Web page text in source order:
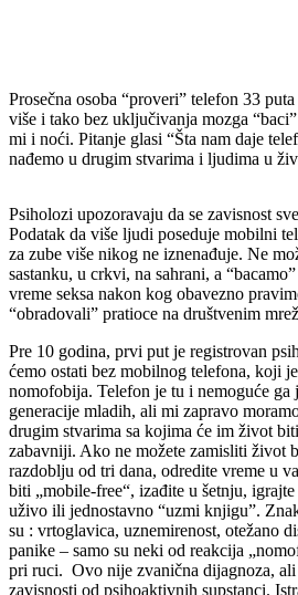
Prosečna osoba “proveri” telefon 33
više i tako bez uključivanja mozga
mi i noći. Pitanje glasi “Šta nam daje
nađemo u drugim stvarima i ljudima u
Psiholozi upozoravaju da se zavisnost
Podatak da više ljudi poseduje mobilni
za zube više nikog ne iznenađuje. Ne
sastanku, u crkvi, na sahrani, a
vreme seksa nakon kog obavezno
“obradovali” pratioce na društvenim
Pre 10 godina, prvi put je registrovan
ćemo ostati bez mobilnog telefona, koji
nomofobija. Telefon je tu i nemoguće
generacije mladih, ali mi zapravo
drugim stvarima sa kojima će im život
zabavniji. Ako ne možete zamisliti život
razdoblju od tri dana, odredite vreme u
biti „mobile-free“, izađite u šetnju, igrajte
uživo ili jednostavno “uzmi knjigu”.
su : vrtoglavica, uznemirenost, otežano
panike – samo su neki od reakcija
pri ruci. Ovo nije zvanična dijagnoza,
zavisnosti od psihoaktivnih supstanci.